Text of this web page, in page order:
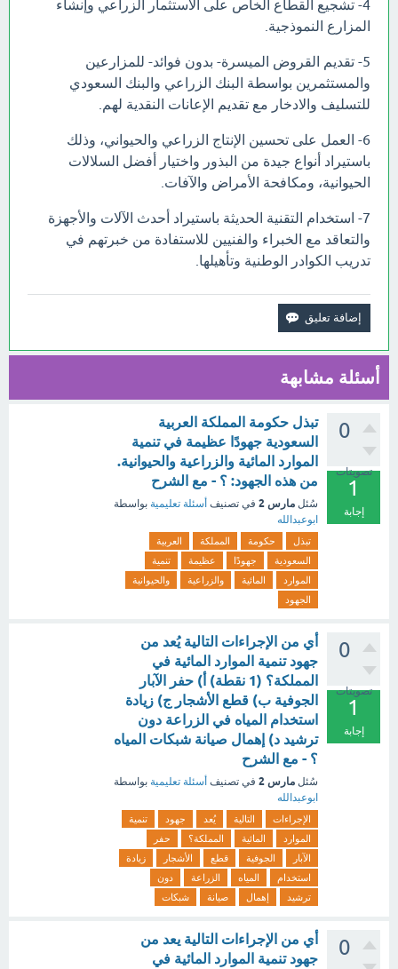
4- تشجيع القطاع الخاص على الاستثمار الزراعي وإنشاء
المزارع النموذجية.
5- تقديم القروض الميسرة- بدون فوائد- للمزارعين
والمستثمرين بواسطة البنك الزراعي والبنك السعودي
للتسليف والادخار مع تقديم الإعانات النقدية لهم.
6- العمل على تحسين الإنتاج الزراعي والحيواني، وذلك
باستيراد أنواع جيدة من البذور واختيار أفضل السلالات
الحيوانية، ومكافحة الأمراض والآفات.
7- استخدام التقنية الحديثة باستيراد أحدث الآلات والأجهزة
والتعاقد مع الخبراء والفنيين للاستفادة من خبرتهم في
تدريب الكوادر الوطنية وتأهيلها.
أسئلة مشابهة
0
تصويتات
1
إجابة
تبذل حكومة المملكة العربية
السعودية جهودًا عظيمة في تنمية
الموارد المائية والزراعية والحيوانية.
من هذه الجهود: ؟ - مع الشرح
سُئل مارس 2 في تصنيف أسئلة تعليمية بواسطة
ابوعبدالله
تبذل حكومة المملكة
العربية
السعودية
جهودًا عظيمة
تنمية
الموارد
المائية والزراعية
والحيوانية
الجهود
0
تصويتات
1
إجابة
أي من الإجراءات التالية يُعد من
جهود تنمية الموارد المائية في
المملكة؟ (1 نقطة) أ) حفر الآبار
الجوفية ب) قطع الأشجار ج) زيادة
استخدام المياه في الزراعة دون
ترشيد د) إهمال صيانة شبكات المياه
؟ - مع الشرح
سُئل مارس 2 في تصنيف أسئلة تعليمية بواسطة
ابوعبدالله
الإجراءات التالية يُعد جهود
تنمية
الموارد
المائية المملكة؟
حفر
الآبار
الجوفية قطع الأشجار
زيادة
استخدام
المياه الزراعة
دون
ترشيد
إهمال صيانة شبكات
0
أي من الإجراءات التالية يعد من
جهود تنمية الموارد المائية في